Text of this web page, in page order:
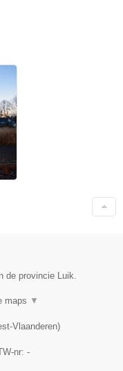
de provincie Luik.
maps ▼
Vlaanderen)
nr: -